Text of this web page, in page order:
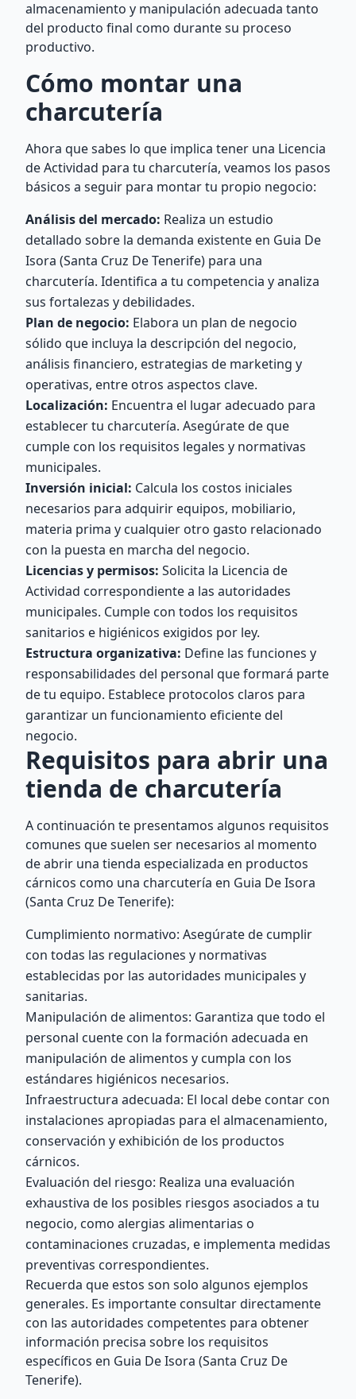
almacenamiento y manipulación adecuada tanto
del producto final como durante su proceso
productivo.
Cómo montar una
charcutería
Ahora que sabes lo que implica tener una Licencia
de Actividad para tu charcutería, veamos los pasos
básicos a seguir para montar tu propio negocio:
Análisis del mercado: Realiza un estudio
detallado sobre la demanda existente en Guia De
Isora (Santa Cruz De Tenerife) para una
charcutería. Identifica a tu competencia y analiza
sus fortalezas y debilidades.
Plan de negocio: Elabora un plan de negocio
sólido que incluya la descripción del negocio,
análisis financiero, estrategias de marketing y
operativas, entre otros aspectos clave.
Localización: Encuentra el lugar adecuado para
establecer tu charcutería. Asegúrate de que
cumple con los requisitos legales y normativas
municipales.
Inversión inicial: Calcula los costos iniciales
necesarios para adquirir equipos, mobiliario,
materia prima y cualquier otro gasto relacionado
con la puesta en marcha del negocio.
Licencias y permisos: Solicita la Licencia de
Actividad correspondiente a las autoridades
municipales. Cumple con todos los requisitos
sanitarios e higiénicos exigidos por ley.
Estructura organizativa: Define las funciones y
responsabilidades del personal que formará parte
de tu equipo. Establece protocolos claros para
garantizar un funcionamiento eficiente del
negocio.
Requisitos para abrir una
tienda de charcutería
A continuación te presentamos algunos requisitos
comunes que suelen ser necesarios al momento
de abrir una tienda especializada en productos
cárnicos como una charcutería en Guia De Isora
(Santa Cruz De Tenerife):
Cumplimiento normativo: Asegúrate de cumplir
con todas las regulaciones y normativas
establecidas por las autoridades municipales y
sanitarias.
Manipulación de alimentos: Garantiza que todo el
personal cuente con la formación adecuada en
manipulación de alimentos y cumpla con los
estándares higiénicos necesarios.
Infraestructura adecuada: El local debe contar con
instalaciones apropiadas para el almacenamiento,
conservación y exhibición de los productos
cárnicos.
Evaluación del riesgo: Realiza una evaluación
exhaustiva de los posibles riesgos asociados a tu
negocio, como alergias alimentarias o
contaminaciones cruzadas, e implementa medidas
preventivas correspondientes.
Recuerda que estos son solo algunos ejemplos
generales. Es importante consultar directamente
con las autoridades competentes para obtener
información precisa sobre los requisitos
específicos en Guia De Isora (Santa Cruz De
Tenerife).